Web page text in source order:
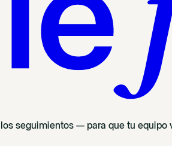
seguimientos — para que tu equipo